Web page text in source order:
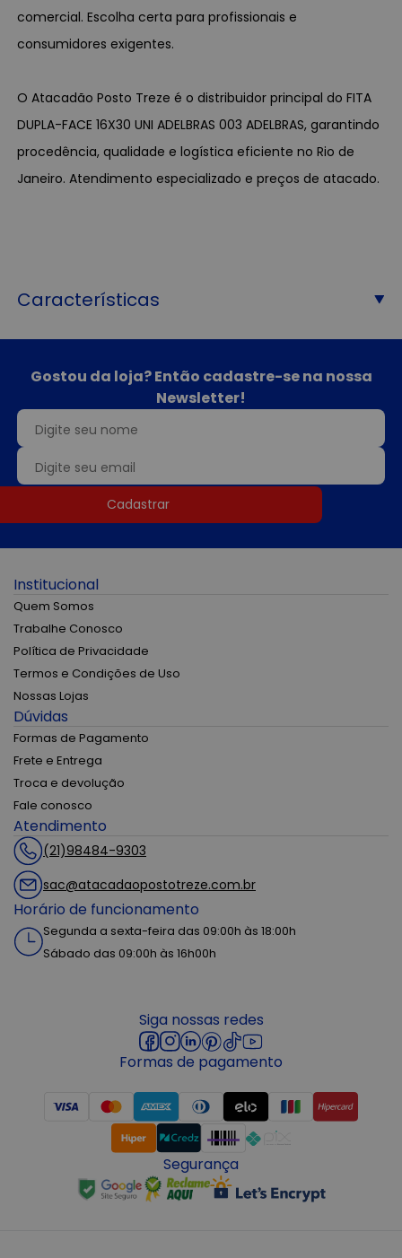
comercial. Escolha certa para profissionais e
consumidores exigentes.
O Atacadão Posto Treze é o distribuidor principal do FITA
DUPLA-FACE 16X30 UNI ADELBRAS 003 ADELBRAS, garantindo
procedência, qualidade e logística eficiente no Rio de
Janeiro. Atendimento especializado e preços de atacado.
Características
Gostou da loja? Então cadastre-se na nossa
Newsletter!
Cadastrar
Institucional
Quem Somos
Trabalhe Conosco
Política de Privacidade
Termos e Condições de Uso
Nossas Lojas
Dúvidas
Formas de Pagamento
Frete e Entrega
Troca e devolução
Fale conosco
Atendimento
(21)98484-9303
sac@atacadaopostotreze.com.br
Horário de funcionamento
Segunda a sexta-feira das 09:00h às 18:00h
Sábado das 09:00h às 16h00h
Siga nossas redes
Formas de pagamento
Segurança